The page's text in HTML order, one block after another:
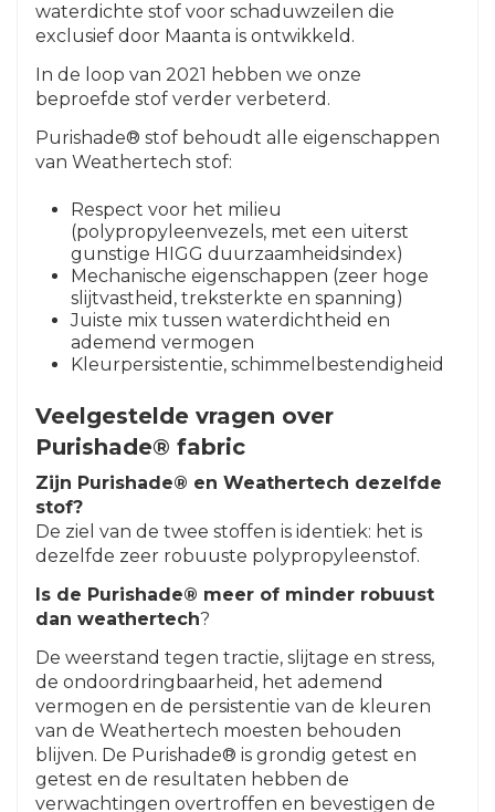
waterdichte stof voor schaduwzeilen die
exclusief door Maanta is ontwikkeld.
In de loop van 2021 hebben we onze
beproefde stof verder verbeterd.
Purishade® stof behoudt alle eigenschappen
van Weathertech stof:
Respect voor het milieu
(polypropyleenvezels, met een uiterst
gunstige HIGG duurzaamheidsindex)
Mechanische eigenschappen (zeer hoge
slijtvastheid, treksterkte en spanning)
Juiste mix tussen waterdichtheid en
ademend vermogen
Kleurpersistentie, schimmelbestendigheid
Veelgestelde vragen over
Purishade® fabric
Zijn Purishade® en Weathertech dezelfde
stof?
De ziel van de twee stoffen is identiek: het is
dezelfde zeer robuuste polypropyleenstof.
Is de Purishade® meer of minder robuust
dan weathertech?
De weerstand tegen tractie, slijtage en stress,
de ondoordringbaarheid, het ademend
vermogen en de persistentie van de kleuren
van de Weathertech moesten behouden
blijven. De Purishade® is grondig getest en
getest en de resultaten hebben de
verwachtingen overtroffen en bevestigen de